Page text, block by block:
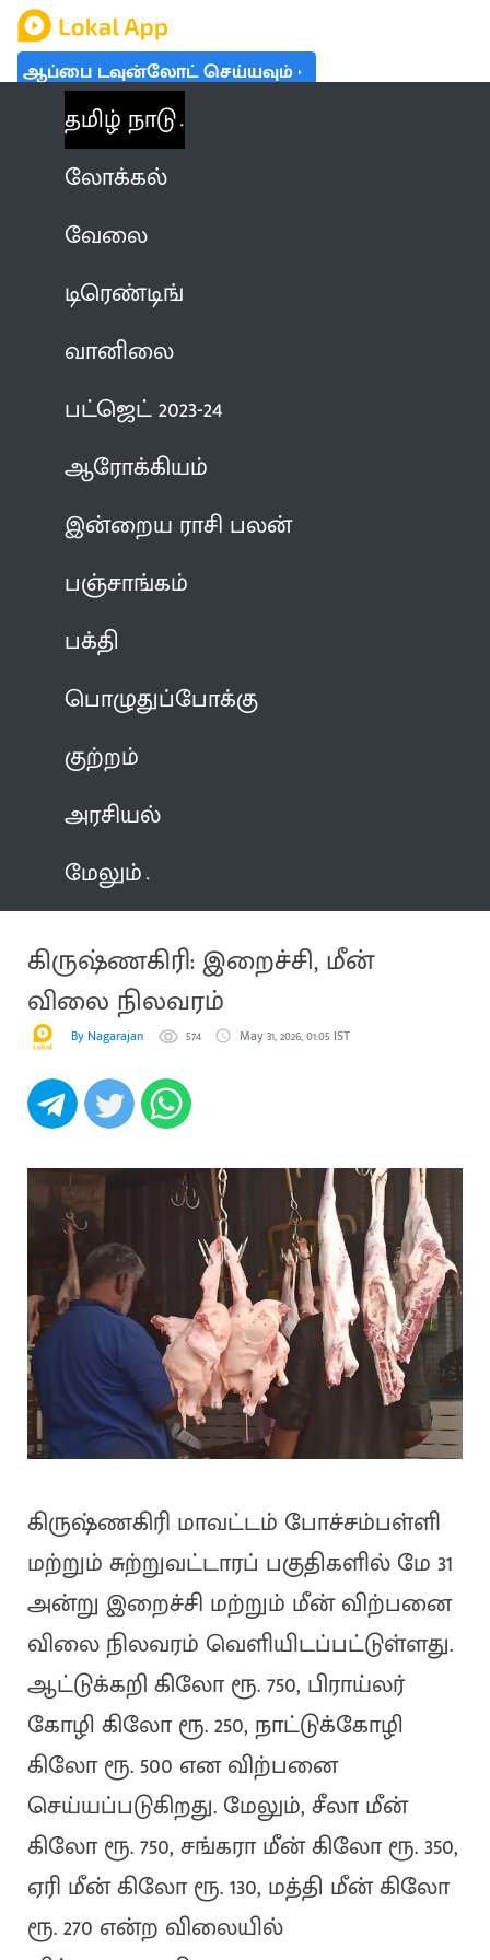
ஆப்பை டவுன்லோட் செய்யவும்
தமிழ் நாடு
லோக்கல்
வேலை
டிரெண்டிங்
வானிலை
பட்ஜெட் 2023-24
ஆரோக்கியம்
இன்றைய ராசி பலன்
பஞ்சாங்கம்
பக்தி
பொழுதுப்போக்கு
குற்றம்
அரசியல்
மேலும்
கிருஷ்ணகிரி: இறைச்சி, மீன்
விலை நிலவரம்
By Nagarajan 574 May 31, 2026, 01:05 IST
கிருஷ்ணகிரி மாவட்டம் போச்சம்பள்ளி
மற்றும் சுற்றுவட்டாரப் பகுதிகளில் மே 31
அன்று இறைச்சி மற்றும் மீன் விற்பனை
விலை நிலவரம் வெளியிடப்பட்டுள்ளது.
ஆட்டுக்கறி கிலோ ரூ. 750, பிராய்லர்
கோழி கிலோ ரூ. 250, நாட்டுக்கோழி
கிலோ ரூ. 500 என விற்பனை
செய்யப்படுகிறது. மேலும், சீலா மீன்
கிலோ ரூ. 750, சங்கரா மீன் கிலோ ரூ. 350,
ஏரி மீன் கிலோ ரூ. 130, மத்தி மீன் கிலோ
ரூ. 270 என்ற விலையில்